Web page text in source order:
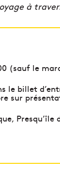
à
(sauf le
le billet
sur
Presqu’île